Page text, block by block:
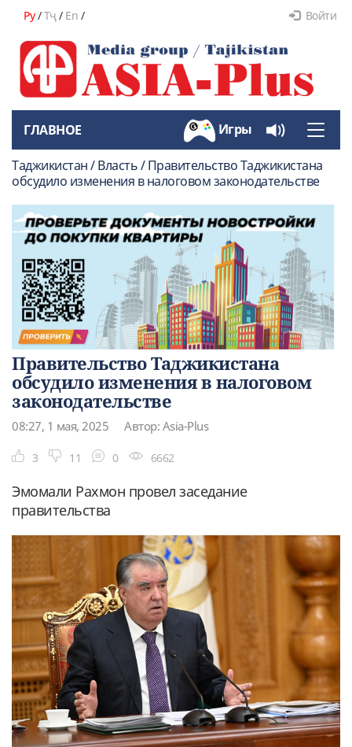
Ру/Тҷ/ En / Войти
Toggle
ГЛАВНОЕ Игры
Таджикистан / Власть / Правительство Таджикистана
обсудило изменения в налоговом законодательстве
Правительство Таджикистана
обсудило изменения в налоговом
законодательстве
08:27, 1 мая, 2025 Автор: Asia-Plus
3 11 0 6662
Эмомали Рахмон провел заседание
правительства